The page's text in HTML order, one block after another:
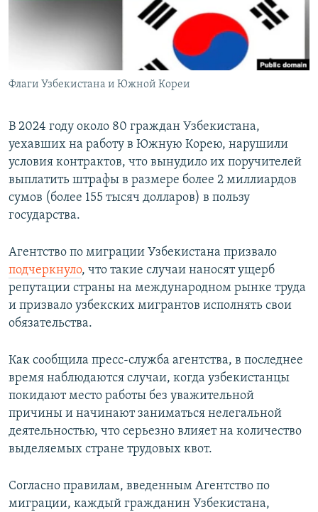
Флаги Узбекистана и Южной Кореи
В 2024 году около 80 граждан Узбекистана,
уехавших на работу в Южную Корею, нарушили
условия контрактов, что вынудило их поручителей
выплатить штрафы в размере более 2 миллиардов
сумов (более 155 тысяч долларов) в пользу
государства.
Агентство по миграции Узбекистана призвало
подчеркнуло, что такие случаи наносят ущерб
репутации страны на международном рынке труда
и призвало узбекских мигрантов исполнять свои
обязательства.
Как сообщила пресс-служба агентства, в последнее
время наблюдаются случаи, когда узбекистанцы
покидают место работы без уважительной
причины и начинают заниматься нелегальной
деятельностью, что серьезно влияет на количество
выделяемых стране трудовых квот.
Согласно правилам, введенным Агентство по
миграции, каждый гражданин Узбекистана,